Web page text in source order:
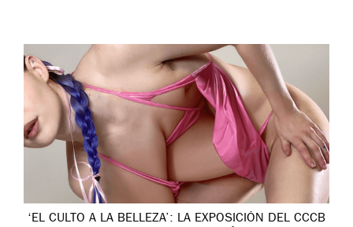
‘EL CULTO A LA BELLEZA’: LA EXPOSICIÓN DEL CCCB